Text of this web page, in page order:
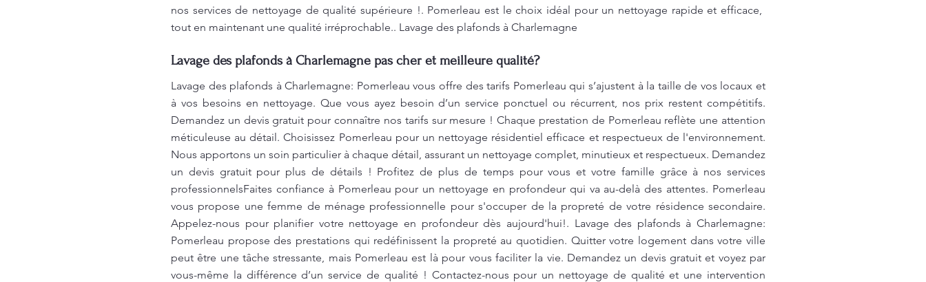
nos services de nettoyage de qualité supérieure !. Pomerleau est le choix idéal pour un nettoyage rapide et efficace,
tout en maintenant une qualité irréprochable.. Lavage des plafonds à Charlemagne
Lavage des plafonds à Charlemagne pas cher et meilleure qualité?
Lavage des plafonds à Charlemagne: Pomerleau vous offre des tarifs Pomerleau qui s’ajustent à la taille de vos locaux et
à vos besoins en nettoyage. Que vous ayez besoin d’un service ponctuel ou récurrent, nos prix restent compétitifs.
Demandez un devis gratuit pour connaître nos tarifs sur mesure ! Chaque prestation de Pomerleau reflète une attention
méticuleuse au détail. Choisissez Pomerleau pour un nettoyage résidentiel efficace et respectueux de l'environnement.
Nous apportons un soin particulier à chaque détail, assurant un nettoyage complet, minutieux et respectueux. Demandez
un devis gratuit pour plus de détails ! Profitez de plus de temps pour vous et votre famille grâce à nos services
professionnelsFaites confiance à Pomerleau pour un nettoyage en profondeur qui va au-delà des attentes. Pomerleau
vous propose une femme de ménage professionnelle pour s'occuper de la propreté de votre résidence secondaire.
Appelez-nous pour planifier votre nettoyage en profondeur dès aujourd'hui!. Lavage des plafonds à Charlemagne:
Pomerleau propose des prestations qui redéfinissent la propreté au quotidien. Quitter votre logement dans votre ville
peut être une tâche stressante, mais Pomerleau est là pour vous faciliter la vie. Demandez un devis gratuit et voyez par
vous-même la différence d’un service de qualité ! Contactez-nous pour un nettoyage de qualité et une intervention